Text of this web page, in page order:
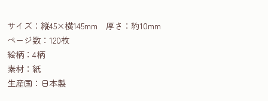
サイズ：縦45×横145mm 厚さ：約10mm
ページ数：120枚
絵柄：4柄
素材：紙
生産国：日本製